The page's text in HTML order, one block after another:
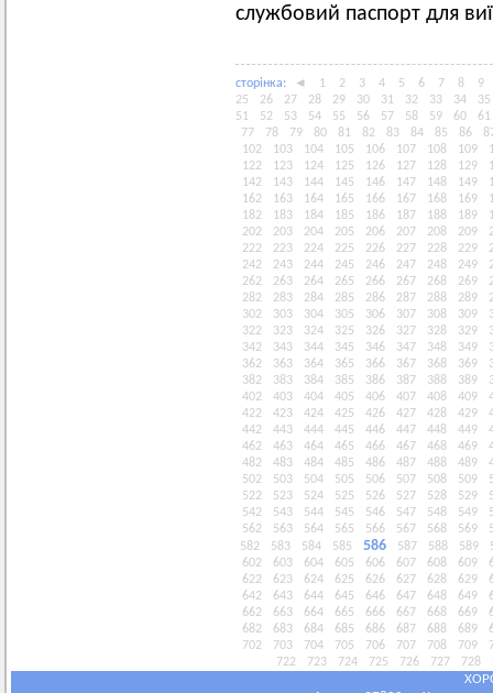
службовий паспорт для
сторiнка: ◄ 1 2 3 4 5 6 7 8
9
25
26 27 28 29 30 31 32 33 34
35
51
52 53 54 55 56 57 58 59 60
61
77
78 79 80 81 82 83 84 85 86
102
103 104 105 106 107 108 109
122
123 124 125 126 127 128 129
142
143 144 145 146 147 148 149
162
163 164 165 166 167 168 169
182
183 184 185 186 187 188 189
202
203 204 205 206 207 208 209
222
223 224 225 226 227 228 229
242
243 244 245 246 247 248 249
262
263 264 265 266 267 268 269
282
283 284 285 286 287 288 289
302
303 304 305 306 307 308 309
322
323 324 325 326 327 328 329
342
343 344 345 346 347 348 349
362
363 364 365 366 367 368 369
382
383 384 385 386 387 388 389
402
403 404 405 406 407 408 409
422
423 424 425 426 427 428 429
442
443 444 445 446 447 448 449
462
463 464 465 466 467 468 469
482
483 484 485 486 487 488 489
502
503 504 505 506 507 508 509
522
523 524 525 526 527 528 529
542
543 544 545 546 547 548 549
562
563 564 565 566 567 568 569
582
583 584 585 586 587 588 589
602
603 604 605 606 607 608 609
622
623 624 625 626 627 628 629
642
643 644 645 646 647 648 649
662
663 664 665 666 667 668 669
682
683 684 685 686 687 688 689
702
703 704 705 706 707 708 709
722
723 724 725 726 727 728